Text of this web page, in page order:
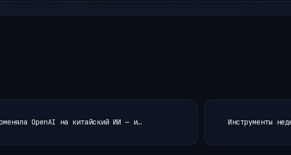
OpenAI на китайский ИИ — и… Инструменты